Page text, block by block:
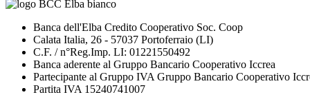
Banca dell'Elba Credito Cooperativo Soc. Coop
Calata Italia, 26 - 57037 Portoferraio (LI)
C.F. / n°Reg.Imp. LI: 01221550492
Banca aderente al Gruppo Bancario Cooperativo Iccrea
Partecipante al Gruppo IVA Gruppo Bancario Cooperativo
Partita IVA 15240741007